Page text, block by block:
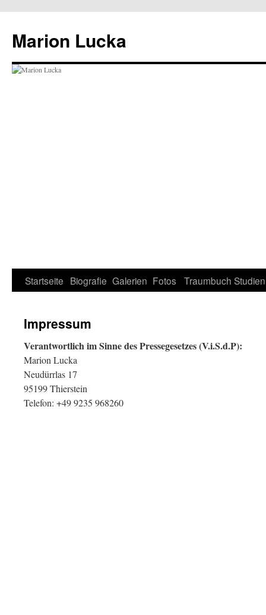
Marion Lucka
Zum
springen
Startseite Biografie Galerien Fotos Traumbuch Studien
Impressum
Verantwortlich im Sinne des Pressegesetzes (V.i.S.d.P):
Marion Lucka
Neudürrlas 17
95199 Thierstein
Telefon: +49 9235 968260